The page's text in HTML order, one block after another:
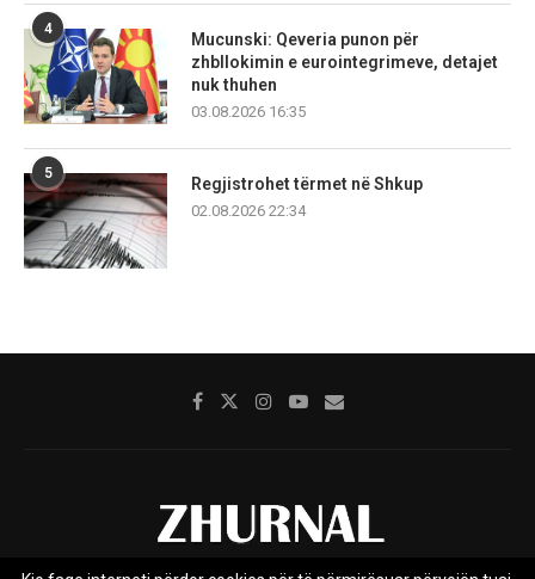
4
Mucunski: Qeveria punon për
zhbllokimin e eurointegrimeve, detajet
nuk thuhen
03.08.2026 16:35
5
Regjistrohet tërmet në Shkup
02.08.2026 22:34